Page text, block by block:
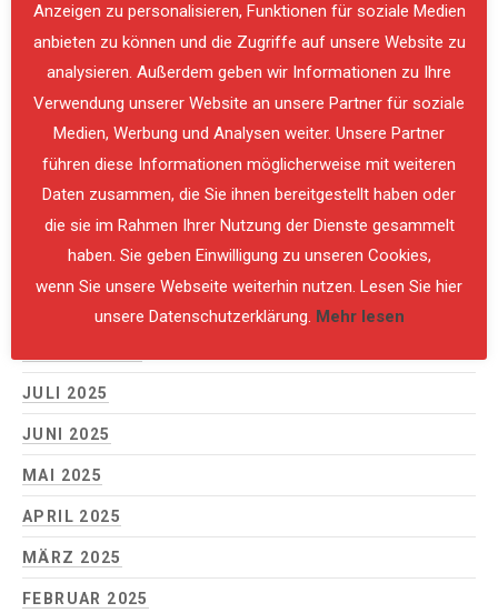
APRIL 2026
MÄRZ 2026
FEBRUAR 2026
JANUAR 2026
DEZEMBER 2025
NOVEMBER 2025
OKTOBER 2025
SEPTEMBER 2025
JULI 2025
JUNI 2025
MAI 2025
APRIL 2025
MÄRZ 2025
FEBRUAR 2025
PREVIOUS
Anzeigen zu personalisieren, Funktionen für soziale Medien
anbieten zu können und die Zugriffe auf unsere Website zu
analysieren. Außerdem geben wir Informationen zu Ihre
Verwendung unserer Website an unsere Partner für soziale
Medien, Werbung und Analysen weiter. Unsere Partner
führen diese Informationen möglicherweise mit weiteren
Daten zusammen, die Sie ihnen bereitgestellt haben oder
die sie im Rahmen Ihrer Nutzung der Dienste gesammelt
haben. Sie geben Einwilligung zu unseren Cookies,
wenn Sie unsere Webseite weiterhin nutzen. Lesen Sie hier
unsere Datenschutzerklärung. Mehr lesen